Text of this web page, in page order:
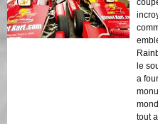
le
a
tout